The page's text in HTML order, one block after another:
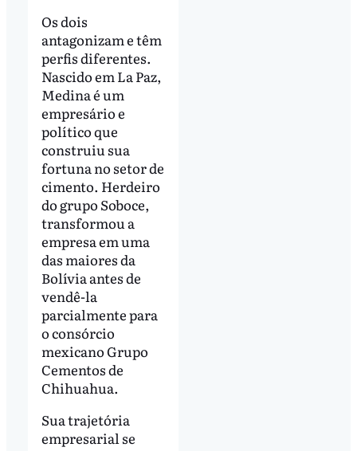
Os dois
antagonizam e têm
perfis diferentes.
Nascido em La Paz,
Medina é um
empresário e
político que
construiu sua
fortuna no setor de
cimento. Herdeiro
do grupo Soboce,
transformou a
empresa em uma
das maiores da
Bolívia antes de
vendê-la
parcialmente para
o consórcio
mexicano Grupo
Cementos de
Chihuahua.
Sua trajetória
empresarial se